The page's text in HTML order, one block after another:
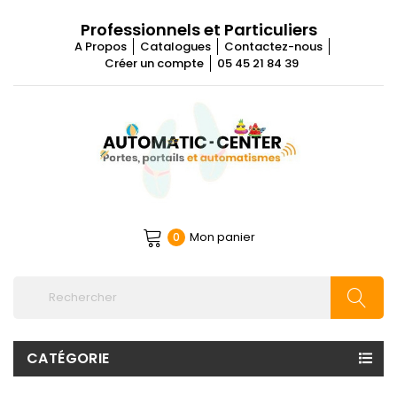
Professionnels et Particuliers
A Propos Catalogues
Contactez-nous
Créer un compte
05 45 21 84 39
0 Mon panier
CATÉGORIE